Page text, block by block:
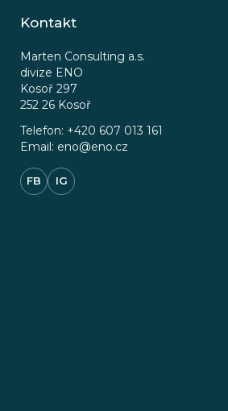
Kontakt
Marten Consulting a.s.
divize ENO
Kosoř 297
252 26 Kosoř
Telefon: +420 607 013 161
Email: eno@eno.cz
FB IG